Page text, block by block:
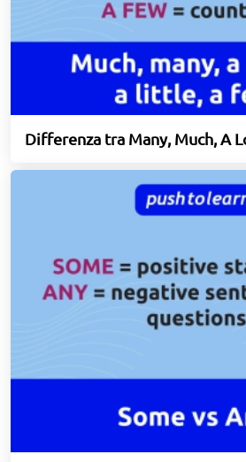
Differenza tra Many, Much, A